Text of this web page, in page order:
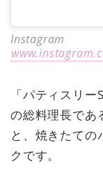
Instagram
「パティスリ
の総料理長であ
と、焼きたての
クです。